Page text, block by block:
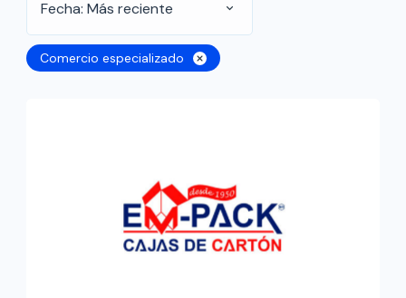
Fecha: Más reciente
Comercio especializado